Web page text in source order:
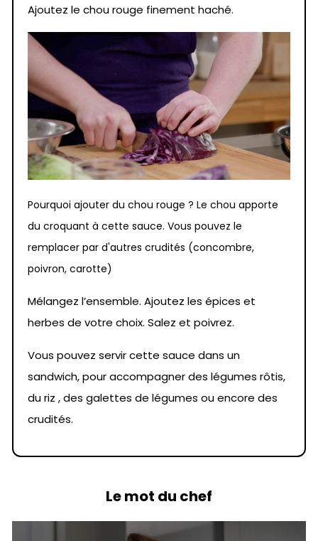
Ajoutez le chou rouge finement haché.
Pourquoi ajouter du chou rouge ? Le chou apporte
du croquant à cette sauce. Vous pouvez le
remplacer par d'autres crudités (concombre,
poivron, carotte)
Mélangez l’ensemble. Ajoutez les épices et
herbes de votre choix. Salez et poivrez.
Vous pouvez servir cette sauce dans un
sandwich, pour accompagner des légumes rôtis,
du riz , des galettes de légumes ou encore des
crudités.
Le mot du chef